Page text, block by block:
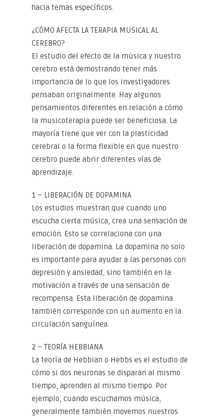
hacia temas específicos.
¿CÓMO AFECTA LA TERAPIA MUSICAL AL
CEREBRO?
El estudio del efecto de la música y nuestro
cerebro está demostrando tener más
importancia de lo que los investigadores
pensaban originalmente. Hay algunos
pensamientos diferentes en relación a cómo
la musicoterapia puede ser beneficiosa. La
mayoría tiene que ver con la plasticidad
cerebral o la forma flexible en que nuestro
cerebro puede abrir diferentes vías de
aprendizaje.
1 – LIBERACIÓN DE DOPAMINA
Los estudios muestran que cuando uno
escucha cierta música, crea una sensación de
emoción. Esto se correlaciona con una
liberación de dopamina. La dopamina no solo
es importante para ayudar a las personas con
depresión y ansiedad, sino también en la
motivación a través de una sensación de
recompensa. Esta liberación de dopamina
también corresponde con un aumento en la
circulación sanguínea.
2 – TEORÍA HEBBIANA
La teoría de Hebbian o Hebbs es el estudio de
cómo si dos neuronas se disparan al mismo
tiempo, aprenden al mismo tiempo. Por
ejemplo, cuando escuchamos música,
generalmente también movemos nuestros